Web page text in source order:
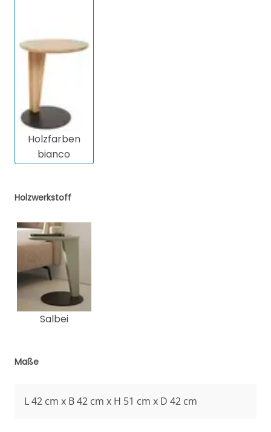
Holzfarben
bianco
Holzwerkstoff
Salbei
Maße
L 42 cm x B 42 cm x H 51 cm x D 42 cm